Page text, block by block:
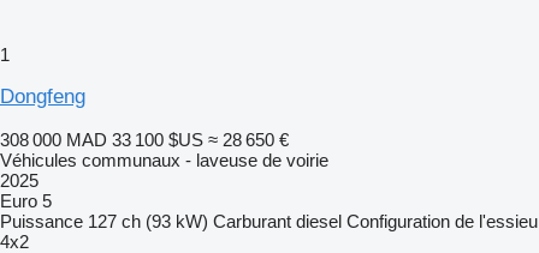
1
Dongfeng
308 000 MAD 33 100 $US ≈ 28 650 €
Véhicules communaux - laveuse de voirie
2025
Euro 5
Puissance 127 ch (93 kW) Carburant diesel Configuration de l'essieu
4x2